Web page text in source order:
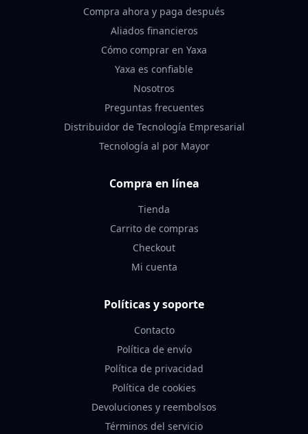
Compra ahora y paga después
Aliados financieros
Cómo comprar en Yaxa
Yaxa es confiable
Nosotros
Preguntas frecuentes
Distribuidor de Tecnología Empresarial
Tecnología al por Mayor
Compra en línea
Tienda
Carrito de compras
Checkout
Mi cuenta
Políticas y soporte
Contacto
Política de envío
Política de privacidad
Política de cookies
Devoluciones y reembolsos
Términos del servicio